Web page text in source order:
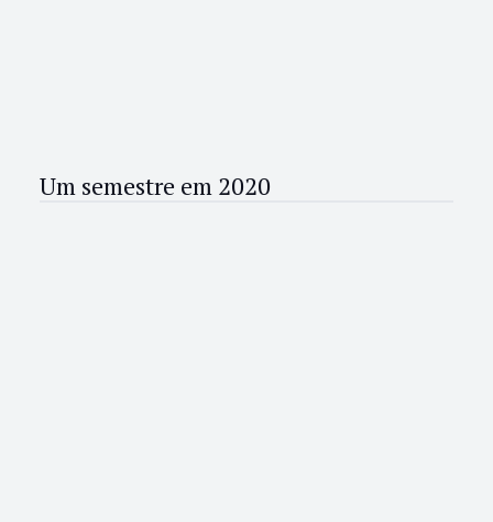
Um semestre em 2020